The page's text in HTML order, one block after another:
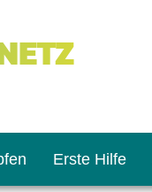
Erste Hilfe